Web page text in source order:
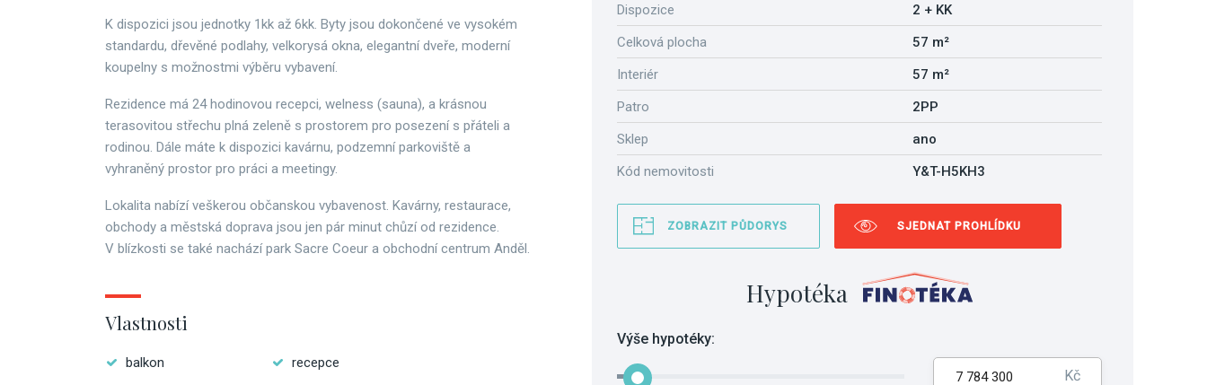
Dispozice
2 + KK
Celková plocha
57 m²
Interiér
57 m²
Patro
2PP
Sklep
ano
Kód nemovitosti
Y&T-H5KH3
ZOBRAZIT PŮDORYS SJEDNAT PROHLÍDKU
Hypotéka
Výše hypotéky:
Kč
K dispozici jsou jednotky 1kk až 6kk. Byty jsou dokončené ve vysokém
standardu, dřevěné podlahy, velkorysá okna, elegantní dveře, moderní
koupelny s možnostmi výběru vybavení.
Rezidence má 24 hodinovou recepci, welness (sauna), a krásnou
terasovitou střechu plná zeleně s prostorem pro posezení s přáteli a
rodinou. Dále máte k dispozici kavárnu, podzemní parkoviště a
vyhraněný prostor pro práci a meetingy.
Lokalita nabízí veškerou občanskou vybavenost. Kavárny, restaurace,
obchody a městská doprava jsou jen pár minut chůzí od rezidence.
V blízkosti se také nachází park Sacre Coeur a obchodní centrum Anděl.
Vlastnosti
balkon
recepce